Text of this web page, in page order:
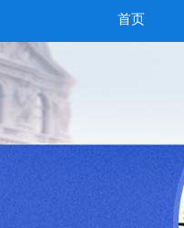
首页